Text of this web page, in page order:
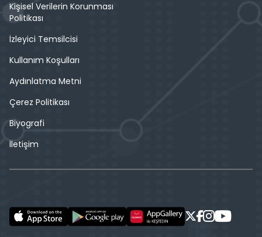
Kişisel Verilerin Korunması
Politikası
İzleyici Temsilcisi
Kullanım Koşulları
Aydınlatma Metni
Çerez Politikası
Biyografi
İletişim